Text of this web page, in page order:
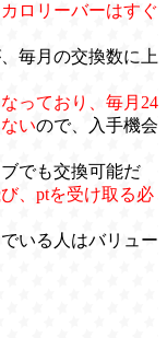
ロリーバーはすぐ
毎月の交換数に上
っており、毎月24
いので、入手機会
でも交換可能だ
、ptを受け取る必
いる人はバリュー